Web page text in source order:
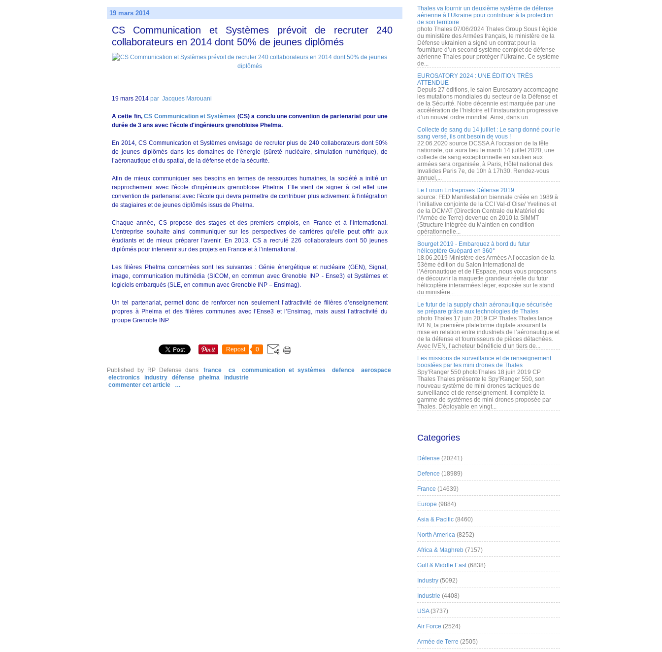
19 mars 2014
CS Communication et Systèmes prévoit de recruter 240
collaborateurs en 2014 dont 50% de jeunes diplômés
19 mars 2014 par Jacques Marouani
A cette fin,CS Communication et Systèmes (CS) a conclu une convention de partenariat pour une
durée de 3 ans avec l'école d'ingénieurs grenobloise Phelma.
En 2014, CS Communication et Systèmes envisage de recruter plus de 240 collaborateurs dont 50%
de jeunes diplômés dans les domaines de l’énergie (sûreté nucléaire, simulation numérique), de
l’aéronautique et du spatial, de la défense et de la sécurité.
Afin de mieux communiquer ses besoins en termes de ressources humaines, la société a initié un
rapprochement avec l'école d'ingénieurs grenobloise Phelma. Elle vient de signer à cet effet une
convention de partenariat avec l'école qui devra permettre de contribuer plus activement à l'intégration
de stagiaires et de jeunes diplômés issus de Phelma.
Chaque année, CS propose des stages et des premiers emplois, en France et à l’international.
L’entreprise souhaite ainsi communiquer sur les perspectives de carrières qu’elle peut offrir aux
étudiants et de mieux préparer l’avenir. En 2013, CS a recruté 226 collaborateurs dont 50 jeunes
diplômés pour intervenir sur des projets en France et à l’international.
Les filières Phelma concernées sont les suivantes : Génie énergétique et nucléaire (GEN), Signal,
image, communication multimédia (SICOM, en commun avec Grenoble INP ‐ Ense3) et Systèmes et
logiciels embarqués (SLE, en commun avec Grenoble INP – Ensimag).
Un tel partenariat, permet donc de renforcer non seulement l’attractivité de filières d’enseignement
propres à Phelma et des filières communes avec l’Ense3 et l’Ensimag, mais aussi l’attractivité du
groupe Grenoble INP.
Repost 0
Published by RP Defense dans france cs communication et systèmes defence
aerospace
electronics
industry défense phelma
industrie
commenter cet article
…
Thales va fournir un deuxième système de défense
aérienne à l’Ukraine pour contribuer à la protection
de son territoire
photo Thales 07/06/2024 Thales Group Sous l’égide
du ministère des Armées français, le ministère de la
Défense ukrainien a signé un contrat pour la
fourniture d’un second système complet de défense
aérienne Thales pour protéger l’Ukraine. Ce système
de...
EUROSATORY 2024 : UNE ÉDITION TRÈS
ATTENDUE
Depuis 27 éditions, le salon Eurosatory accompagne
les mutations mondiales du secteur de la Défense et
de la Sécurité. Notre décennie est marquée par une
accélération de l’histoire et l’instauration progressive
d’un nouvel ordre mondial. Ainsi, dans un...
Collecte de sang du 14 juillet : Le sang donné pour le
sang versé, ils ont besoin de vous !
22.06.2020 source DCSSA À l'occasion de la fête
nationale, qui aura lieu le mardi 14 juillet 2020, une
collecte de sang exceptionnelle en soutien aux
armées sera organisée, à Paris, Hôtel national des
Invalides Paris 7e, de 10h à 17h30. Rendez-vous
annuel,...
Le Forum Entreprises Défense 2019
source: FED Manifestation biennale créée en 1989 à
l’initiative conjointe de la CCI Val-d’Oise/ Yvelines et
de la DCMAT (Direction Centrale du Matériel de
l’Armée de Terre) devenue en 2010 la SIMMT
(Structure Intégrée du Maintien en condition
opérationnelle...
Bourget 2019 - Embarquez à bord du futur
hélicoptère Guépard en 360°
18.06.2019 Ministère des Armées A l’occasion de la
53ème édition du Salon International de
l’Aéronautique et de l’Espace, nous vous proposons
de découvrir la maquette grandeur réelle du futur
hélicoptère interarmées léger, exposée sur le stand
du ministère...
Le futur de la supply chain aéronautique sécurisée
se prépare grâce aux technologies de Thales
photo Thales 17 juin 2019 CP Thales Thales lance
IVEN, la première plateforme digitale assurant la
mise en relation entre industriels de l’aéronautique et
de la défense et fournisseurs de pièces détachées.
Avec IVEN, l’acheteur bénéficie d’un tiers de...
Les missions de surveillance et de renseignement
boostées par les mini drones de Thales
Spy’Ranger 550 photoThales 18 juin 2019 CP
Thales Thales présente le Spy’Ranger 550, son
nouveau système de mini drones tactiques de
surveillance et de renseignement. Il complète la
gamme de systèmes de mini drones proposée par
Thales. Déployable en vingt...
Categories
Défense (20241)
Defence (18989)
France (14639)
Europe (9884)
Asia & Pacific (8460)
North America (8252)
Africa & Maghreb (7157)
Gulf & Middle East(6838)
Industry (5092)
Industrie (4408)
USA(3737)
Air Force (2524)
Armée de Terre (2505)